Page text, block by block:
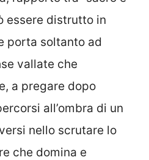
essere distrutto in
porta soltanto ad
vallate che
a pregare dopo
all’ombra di un
nello scrutare lo
che domina e